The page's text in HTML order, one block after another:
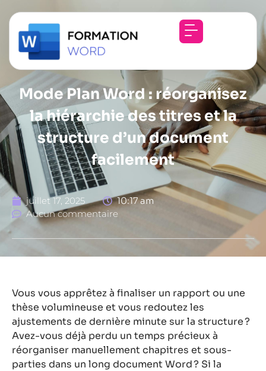
Mode Plan Word : réorganisez
la hiérarchie des titres et la
structure d’un document
facilement
juillet 17, 2025
10:17 am
Aucun commentaire
Vous vous apprêtez à finaliser un rapport ou une
thèse volumineuse et vous redoutez les
ajustements de dernière minute sur la structure ?
Avez-vous déjà perdu un temps précieux à
réorganiser manuellement chapitres et sous-
parties dans un long document Word ? Si la